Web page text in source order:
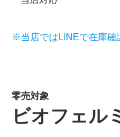
※当店ではLINEで在庫確
零売対象
ビオフェル